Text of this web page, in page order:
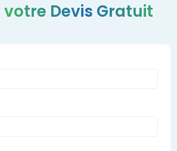
VIP et Techniques
votre Devis Gratuit